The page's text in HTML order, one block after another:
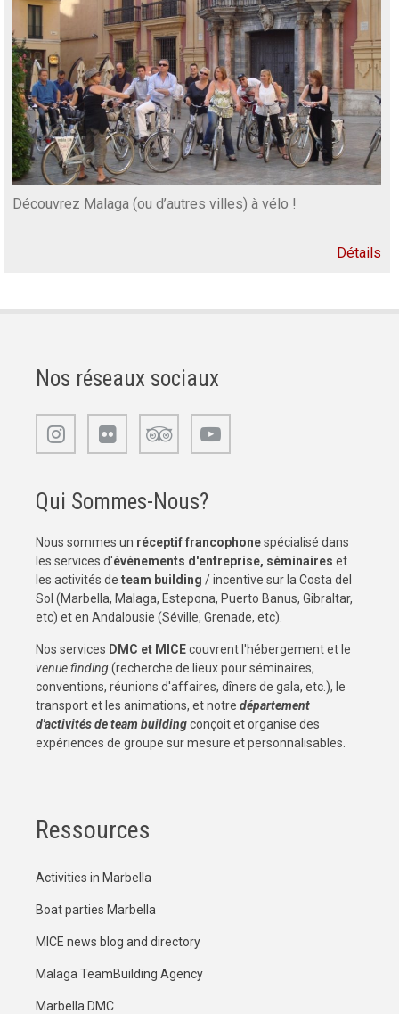
Découvrez Malaga (ou d’autres villes) à vélo !
Détails
Nos réseaux sociaux
Qui Sommes-Nous?
Nous sommes un réceptif francophonespécialisé dans
les services d'événements d'entreprise, séminaires et
les activités de team building / incentive sur la Costa del
Sol (Marbella, Malaga, Estepona, Puerto Banus, Gibraltar,
etc) et en Andalousie (Séville, Grenade, etc).
Nos services DMC et MICEcouvrent l'hébergement et le
venue finding(recherche de lieux pour séminaires,
conventions, réunions d'affaires, dîners de gala, etc.), le
transport et les animations, et notre département
d'activités de team buildingconçoit et organise des
expériences de groupe sur mesure et personnalisables.
Ressources
Activities in Marbella
Boat parties Marbella
MICE news blog and directory
Malaga TeamBuilding Agency
Marbella DMC